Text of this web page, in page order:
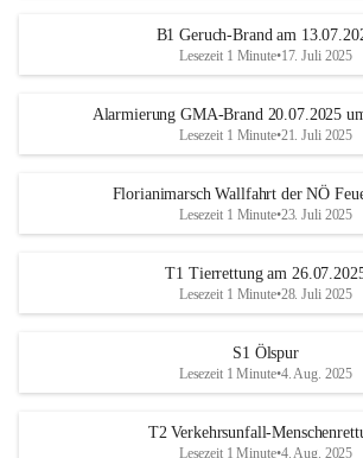
B1 Geruch-Brand am
Lesezeit 1 Minute•17. Juli 2025
Alarmierung GMA-Brand 20.07.2025
Lesezeit 1 Minute•21. Juli 2025
Florianimarsch Wallfahrt der NÖ
Lesezeit 1 Minute•23. Juli 2025
T1 Tierrettung am
Lesezeit 1 Minute•28. Juli 2025
S1 Ölspur
Lesezeit 1 Minute•4. Aug. 2025
T2 Verkehrsunfall-
Lesezeit 1 Minute•4. Aug. 2025